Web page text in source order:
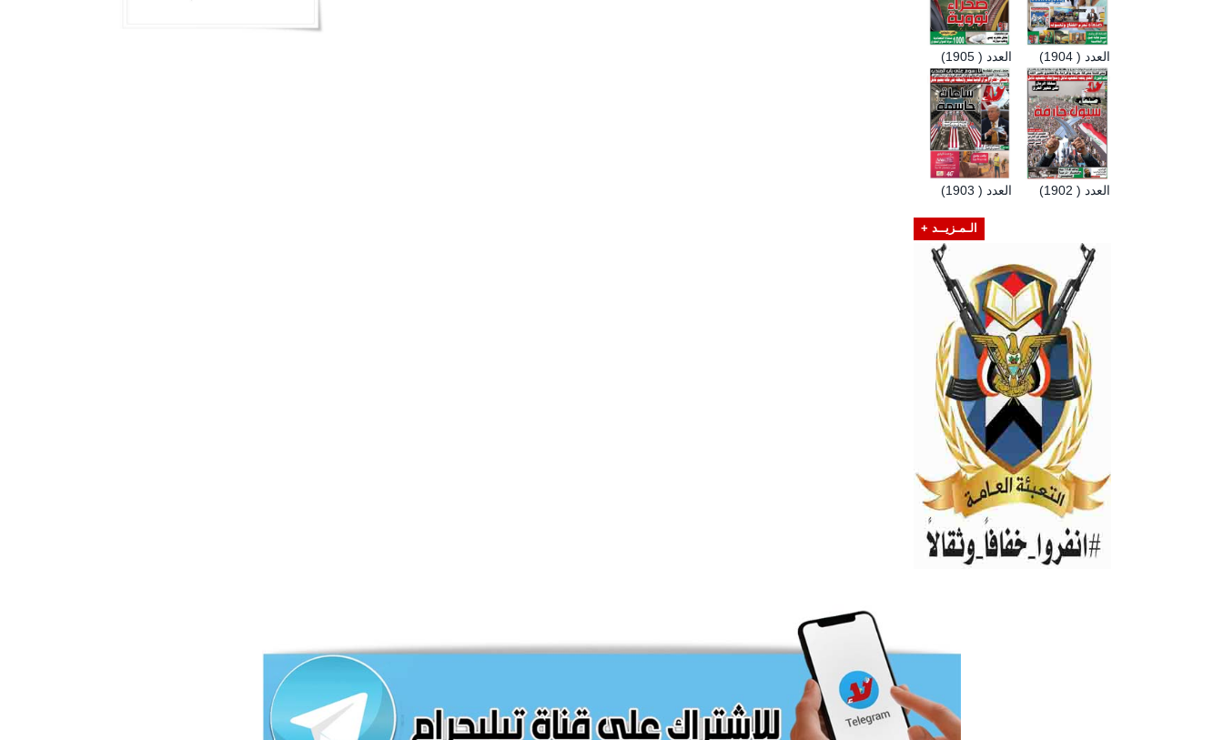
العدد ( 1905) العدد ( 1904)
العدد ( 1903) العدد ( 1902)
الـمـزيــد +